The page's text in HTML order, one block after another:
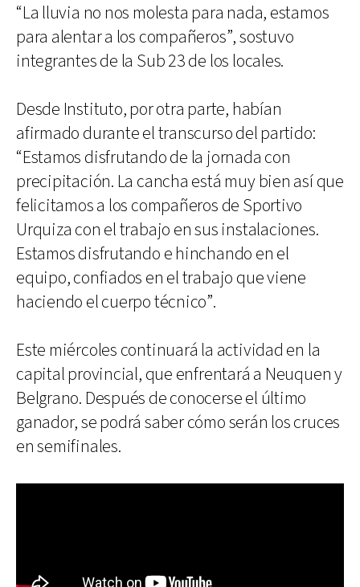
“La lluvia no nos molesta para nada, estamos
para alentar a los compañeros”, sostuvo
integrantes de la Sub 23 de los locales.
Desde Instituto, por otra parte, habían
afirmado durante el transcurso del partido:
“Estamos disfrutando de la jornada con
precipitación. La cancha está muy bien así que
felicitamos a los compañeros de Sportivo
Urquiza con el trabajo en sus instalaciones.
Estamos disfrutando e hinchando en el
equipo, confiados en el trabajo que viene
haciendo el cuerpo técnico”.
Este miércoles continuará la actividad en la
capital provincial, que enfrentará a Neuquen y
Belgrano. Después de conocerse el último
ganador, se podrá saber cómo serán los cruces
en semifinales.